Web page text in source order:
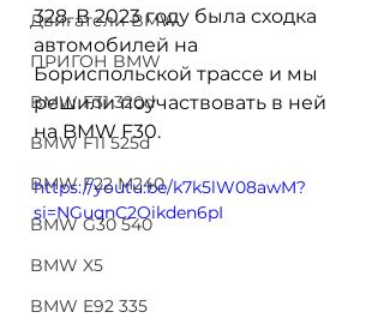
Двигатели BMW
ПРИГОН BMW
BMW F31 320d
BMW F11 525d
BMW F22 M240
BMW G30 540
BMW X5
BMW E92 335
328. В 2023 году была сходка
автомобилей на
Бориспольской трассе и мы
решили поучаствовать в ней
на BMW F30.
https://youtu.be/k7k5lW08awM?
si=NGuqnC2Oikden6pI